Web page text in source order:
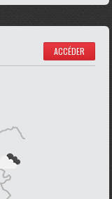
ACCÉDER